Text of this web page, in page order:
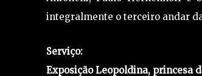
integralmente o terceiro andar
Serviço:
Exposição Leopoldina, princesa